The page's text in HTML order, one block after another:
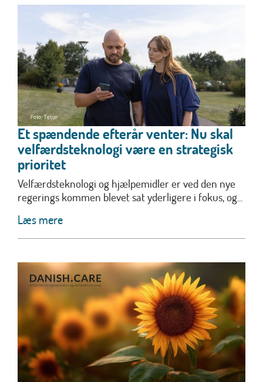
Et spændende efterår venter: Nu skal
velfærdsteknologi være en strategisk
prioritet
Velfærdsteknologi og hjælpemidler er ved den nye
regerings kommen blevet sat yderligere i fokus, og...
Læs mere